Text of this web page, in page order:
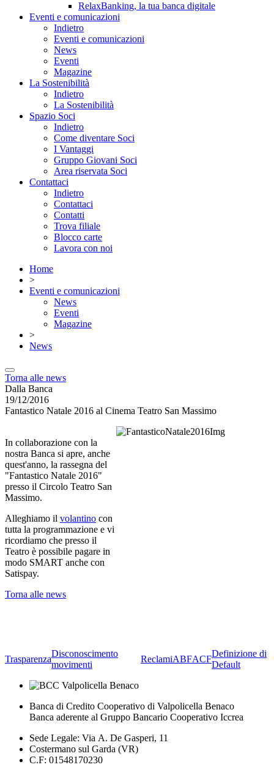
RelaxBanking, la tua banca digitale
Eventi e comunicazioni
Indietro
Eventi e comunicazioni
News
Eventi
Magazine
La Sostenibilità
Indietro
La Sostenibilità
Spazio Soci
Indietro
Come diventare Soci
I Vantaggi
Gruppo Giovani Soci
Area riservata Soci
Contattaci
Indietro
Contattaci
Contatti
Trova filiale
Blocco carte
Lavora con noi
Home
>
Eventi e comunicazioni
News
Eventi
Magazine
>
News
Torna alle news
Dalla Banca
19/12/2016
Fantastico Natale 2016 al Cinema Teatro San Massimo
In collaborazione con la
nostra Banca si apre, anche
quest'anno, la rassegna del
"Fantastico Natale 2016"
presso il Circolo Teatro San
Massimo.
Alleghiamo il volantino con
tutta la programmazione e vi
ricordiamo che presso il
Teatro è possibile pagare in
modo SMART anche con
Satispay.
Torna alle news
Trasparenza
Disconoscimento
movimenti
ReclamiABFACF
Definizione di
Default
Banca di Credito Cooperativo di Valpolicella Benaco
Banca aderente al Gruppo Bancario Cooperativo Iccrea
Sede Legale: Via A. De Gasperi, 11
Costermano sul Garda (VR)
C.F: 01548170230